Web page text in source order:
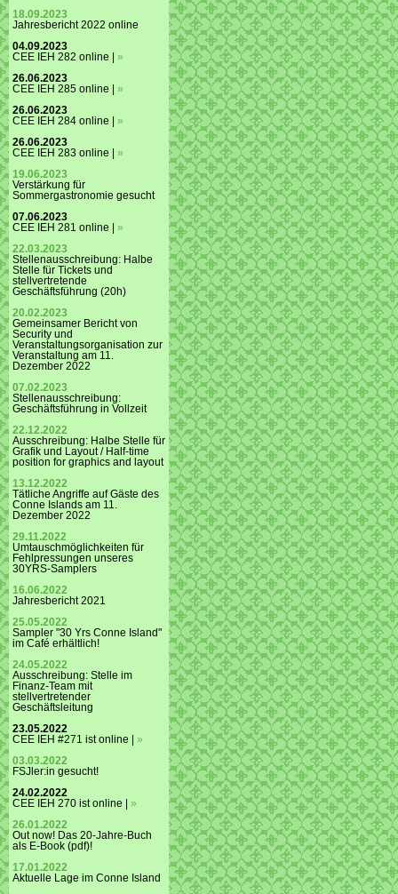
18.09.2023
Jahresbericht 2022 online
04.09.2023
CEE IEH 282 online | »
26.06.2023
CEE IEH 285 online | »
26.06.2023
CEE IEH 284 online | »
26.06.2023
CEE IEH 283 online | »
19.06.2023
Verstärkung für
Sommergastronomie gesucht
07.06.2023
CEE IEH 281 online | »
22.03.2023
Stellenausschreibung: Halbe
Stelle für Tickets und
stellvertretende
Geschäftsführung (20h)
20.02.2023
Gemeinsamer Bericht von
Security und
Veranstaltungsorganisation zur
Veranstaltung am 11.
Dezember 2022
07.02.2023
Stellenausschreibung:
Geschäftsführung in Vollzeit
22.12.2022
Ausschreibung: Halbe Stelle für
Grafik und Layout / Half-time
position for graphics and layout
13.12.2022
Tätliche Angriffe auf Gäste des
Conne Islands am 11.
Dezember 2022
29.11.2022
Umtauschmöglichkeiten für
Fehlpressungen unseres
30YRS-Samplers
16.06.2022
Jahresbericht 2021
25.05.2022
Sampler "30 Yrs Conne Island"
im Café erhältlich!
24.05.2022
Ausschreibung: Stelle im
Finanz-Team mit
stellvertretender
Geschäftsleitung
23.05.2022
CEE IEH #271 ist online | »
03.03.2022
FSJler:in gesucht!
24.02.2022
CEE IEH 270 ist online | »
26.01.2022
Out now! Das 20-Jahre-Buch
als E-Book (pdf)!
17.01.2022
Aktuelle Lage im Conne Island